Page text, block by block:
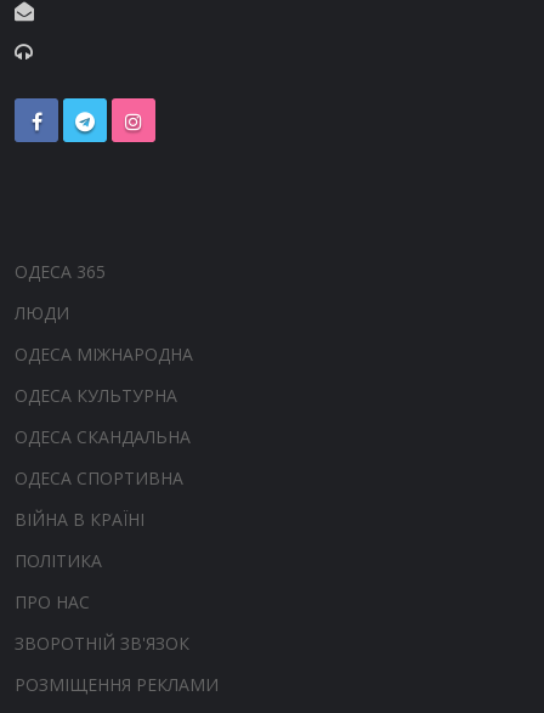
ОДЕСА 365
ЛЮДИ
ОДЕСА МІЖНАРОДНА
ОДЕСА КУЛЬТУРНА
ОДЕСА СКАНДАЛЬНА
ОДЕСА СПОРТИВНА
ВІЙНА В КРАЇНІ
ПОЛІТИКА
ПРО НАС
ЗВОРОТНІЙ ЗВ'ЯЗОК
РОЗМІЩЕННЯ РЕКЛАМИ